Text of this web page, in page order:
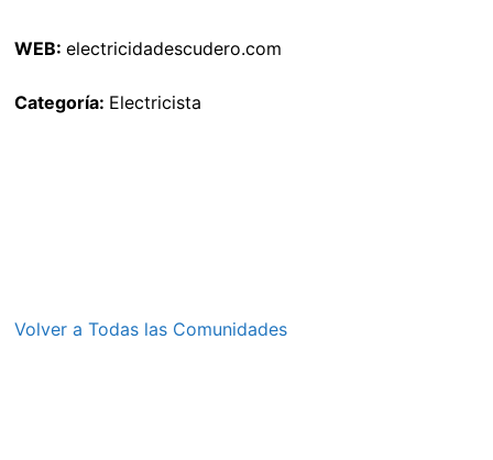
WEB: electricidadescudero.com
Categoría: Electricista
Volver a Todas las Comunidades